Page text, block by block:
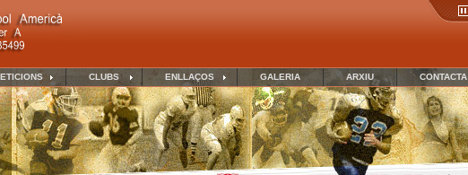
CLUBS ENLLAÇOS GALERIA ARXIU CONTACTA